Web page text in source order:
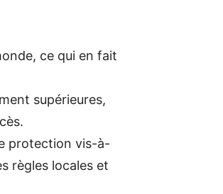
ce qui en fait
supérieures,
protection vis-à-
règles locales et